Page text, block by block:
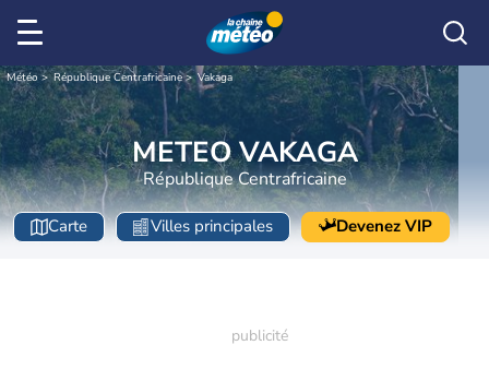
Météo République Centrafricaine Vakaga
METEO VAKAGA
République Centrafricaine
Carte Villes principales Devenez VIP